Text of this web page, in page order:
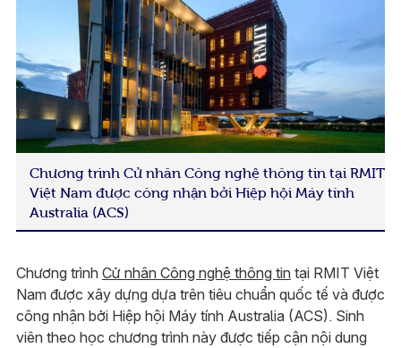
Chương trình Cử nhân Công nghệ thông tin tại RMIT
Việt Nam được công nhận bởi Hiệp hội Máy tính
Australia (ACS)
Chương trình Cử nhân Công nghệ thông tin tại RMIT Việt
Nam được xây dựng dựa trên tiêu chuẩn quốc tế và được
công nhận bởi Hiệp hội Máy tính Australia (ACS). Sinh
viên theo học chương trình này được tiếp cận nội dung